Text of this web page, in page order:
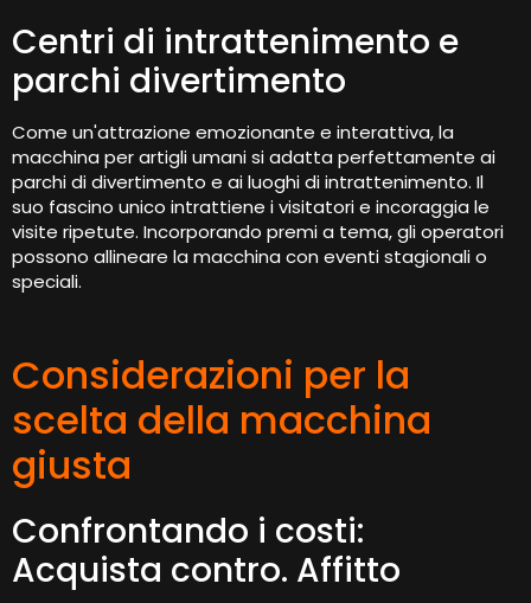
Centri di intrattenimento e
parchi divertimento
Come un'attrazione emozionante e interattiva, la
macchina per artigli umani si adatta perfettamente ai
parchi di divertimento e ai luoghi di intrattenimento. Il
suo fascino unico intrattiene i visitatori e incoraggia le
visite ripetute. Incorporando premi a tema, gli operatori
possono allineare la macchina con eventi stagionali o
speciali.
Considerazioni per la
scelta della macchina
giusta
Confrontando i costi:
Acquista contro. Affitto